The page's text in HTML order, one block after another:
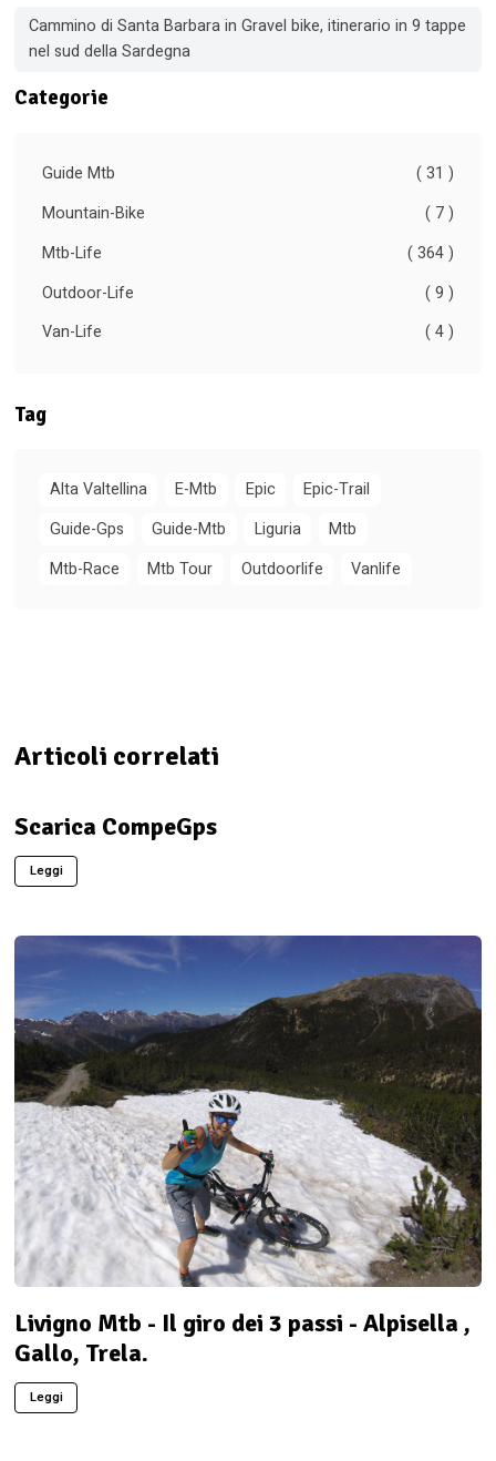
Cammino di Santa Barbara in Gravel bike, itinerario in 9 tappe
nel sud della Sardegna
Categorie
Guide Mtb
( 31 )
Mountain-Bike
( 7 )
Mtb-Life
( 364 )
Outdoor-Life
( 9 )
Van-Life
( 4 )
Tag
Alta Valtellina E-Mtb Epic
Epic-Trail
Guide-Gps
Guide-Mtb Liguria
Mtb
Mtb-Race
Mtb Tour Outdoorlife Vanlife
Articoli correlati
Scarica CompeGps
Leggi
Livigno Mtb - Il giro dei 3 passi - Alpisella ,
Gallo, Trela.
Leggi